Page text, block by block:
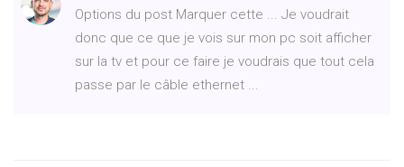
Options du post Marquer cette ... Je voudrait
donc que ce que je vois sur mon pc soit afficher
sur la tv et pour ce faire je voudrais que tout cela
passe par le câble ethernet ...